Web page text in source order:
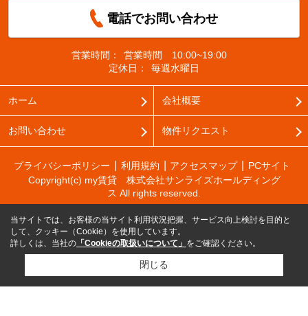
電話でお問い合わせ
営業時間：
営業時間 10:00~19:00
定休日：
毎週水曜日
ホーム 会社概要
お問い合わせ 物件リクエスト
プライバシーポリシー 利用規約 アクセスマップ
PCサイト
Copyright(c) my賃貸 株式会社サンライズホールディング
ス All rights reserved.
当サイトでは、お客様の当サイト利用状況把握、サービス向上検討を目的と
して、クッキー（Cookie）を使用しています。
詳しくは、当社の 「Cookieの取扱いについて」 をご確認ください。
閉じる